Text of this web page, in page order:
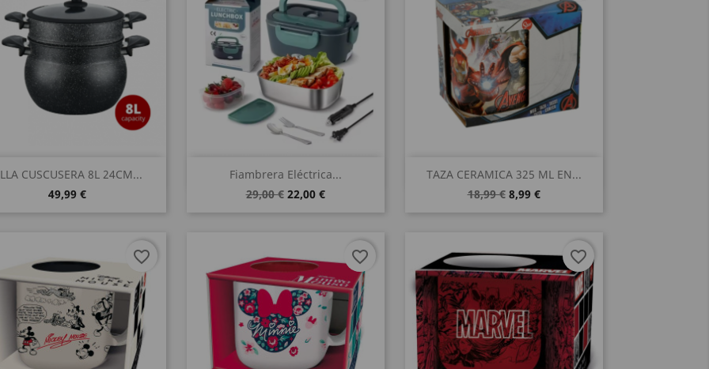
CUSCUSERA 8L 24CM...
49,99 €
Vista rápida
Fiambrera Eléctrica...
29,00 € 22,00 €
Vista rápida
TAZA CERAMICA 325 ML EN...
18,99 € 8,99 €
Vista rápida
favorite_border favorite_border favorite_border